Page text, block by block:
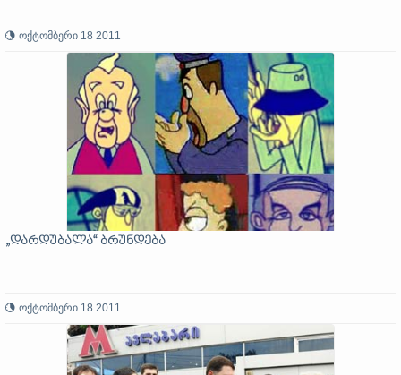
ოქტომბერი 18 2011
„დარდუბალა“ ბრუნდება
ოქტომბერი 18 2011